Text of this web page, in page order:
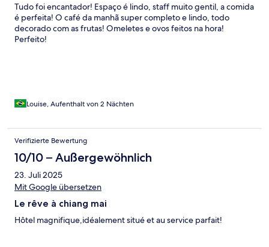
Tudo foi encantador! Espaço é lindo, staff muito gentil, a comida
é perfeita! O café da manhã super completo e lindo, todo
decorado com as frutas! Omeletes e ovos feitos na hora!
Perfeito!
Louise, Aufenthalt von 2 Nächten
Verifizierte Bewertung
10/10 – Außergewöhnlich
23. Juli 2025
Mit Google übersetzen
Le rêve à chiang mai
Hôtel magnifique,idéalement situé et au service parfait!